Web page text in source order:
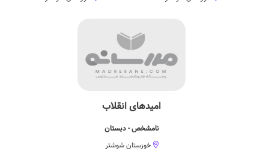
امیدهای انقلاب
نامشخص - دبستان
خوزستان شوشتر